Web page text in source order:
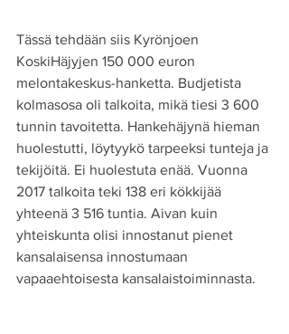
Tässä tehdään siis Kyrönjoen
KoskiHäjyjen 150 000 euron
melontakeskus-hanketta. Budjetista
kolmasosa oli talkoita, mikä tiesi 3 600
tunnin tavoitetta. Hankehäjynä hieman
huolestutti, löytyykö tarpeeksi tunteja ja
tekijöitä. Ei huolestuta enää. Vuonna
2017 talkoita teki 138 eri kökkijää
yhteenä 3 516 tuntia. Aivan kuin
yhteiskunta olisi innostanut pienet
kansalaisensa innostumaan
vapaaehtoisesta kansalaistoiminnasta.